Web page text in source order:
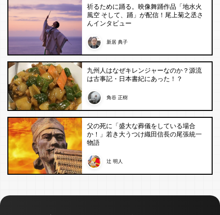
祈るために踊る。映像舞踊作品「地水火
風空 そして、踊」が配信！尾上菊之丞さ
んインタビュー
新居 典子
九州人はなぜキレンジャーなのか？源流
は古事記・日本書紀にあった！？
角谷 正樹
父の死に「盛大な葬儀をしている場合
か！」若き大うつけ織田信長の尾張統一
物語
辻 明人